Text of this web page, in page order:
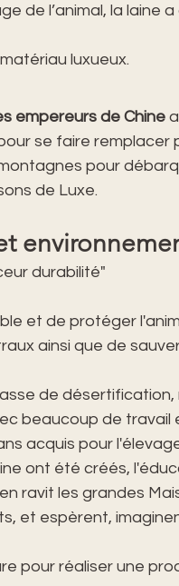
de l’animal, la laine a
luxueux.
empereurs de Chine
se faire remplacer
pour
de Luxe.
durabilité"
et de protéger
ainsi que de
de désertification,
beaucoup de travail
acquis pour
ont été créés,
ravit les grandes
et espèrent,
pour réaliser une